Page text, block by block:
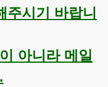
주시기 바랍니
아니라 메일